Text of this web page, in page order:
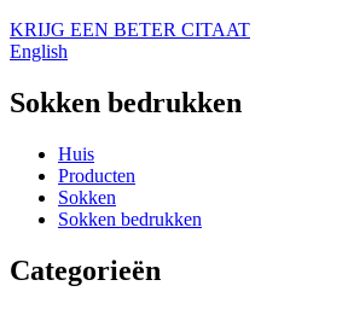
KRIJG EEN BETER CITAAT
English
Sokken bedrukken
Huis
Producten
Sokken
Sokken bedrukken
Categorieën